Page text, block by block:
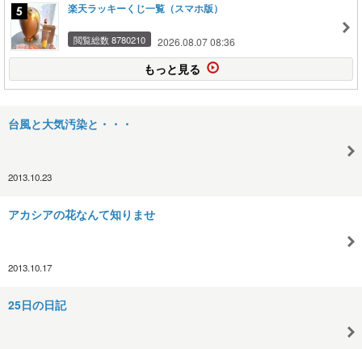
楽天ラッキーくじ一覧（スマホ版）
閲覧総数 8780210 2026.08.07 08:36
もっと見る
台風と大気汚染と・・・
2013.10.23
アカシアの花なんて知りませ
2013.10.17
25日の日記